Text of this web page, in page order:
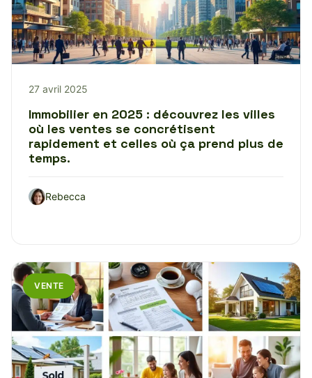
27 avril 2025
Immobilier en 2025 : découvrez les villes
où les ventes se concrétisent
rapidement et celles où ça prend plus de
temps.
Rebecca
VENTE